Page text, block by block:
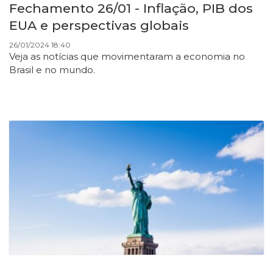
Fechamento 26/01 - Inflação, PIB dos
EUA e perspectivas globais
26/01/2024 18:40
Veja as notícias que movimentaram a economia no
Brasil e no mundo.